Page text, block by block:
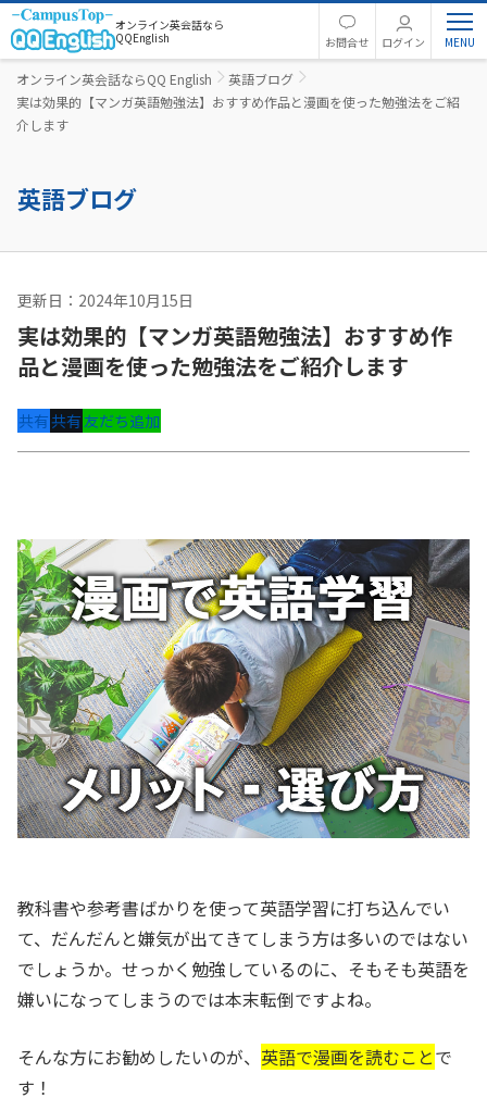
オンライン英会話なら
QQEnglish
お問合せ ログイン
オンライン英会話ならQQ English
英語ブログ
実は効果的【マンガ英語勉強法】おすすめ作品と漫画を使った勉強法をご紹
介します
英語ブログ
更新日：2024年10月15日
実は効果的【マンガ英語勉強法】おすすめ作
品と漫画を使った勉強法をご紹介します
共有共有友だち追加
教科書や参考書ばかりを使って英語学習に打ち込んでい
て、だんだんと嫌気が出てきてしまう方は多いのではない
でしょうか。せっかく勉強しているのに、そもそも英語を
嫌いになってしまうのでは本末転倒ですよね。
そんな方にお勧めしたいのが、 英語で漫画を読むことで
す！